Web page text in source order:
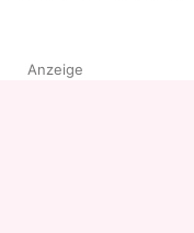
Anzeige